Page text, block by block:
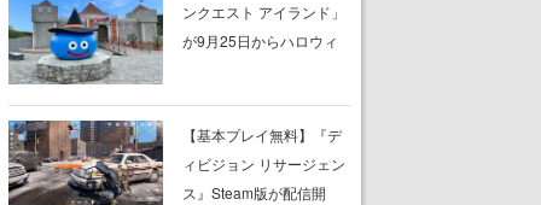
ンクエスト アイランド」
が9月25日からハロウィ
ベントなどが準備中。シ
ンボルのお城前のスライ
ムもハロウィン風に
【基本プレイ無料】『デ
ィビジョン リサージェン
ス』Steam版が配信開